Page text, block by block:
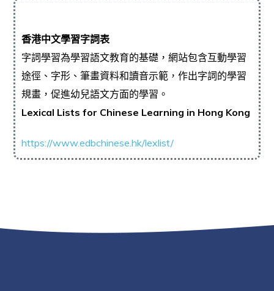
香港中文學習字詞表
字詞學習為學習語文教育的基礎，網站包含互動學習
途徑、字形、筆畫資料和讀音示範，作出字詞的學習
規畫，促進幼兒語文方面的學習。
Lexical Lists for Chinese Learning in Hong Kong
https://www.edbchinese.hk/lexlist/